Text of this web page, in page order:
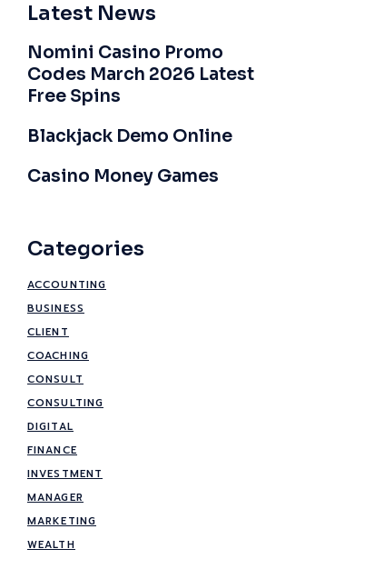
Latest News
Nomini Casino Promo
Codes March 2026 Latest
Free Spins
Blackjack Demo Online
Casino Money Games
Categories
ACCOUNTING
BUSINESS
CLIENT
COACHING
CONSULT
CONSULTING
DIGITAL
FINANCE
INVESTMENT
MANAGER
MARKETING
WEALTH